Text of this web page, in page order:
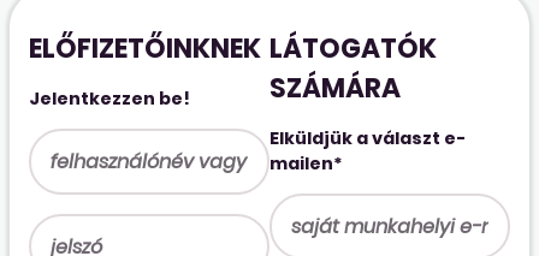
ELŐFIZETŐINKNEK
Jelentkezzen be!
LÁTOGATÓK
SZÁMÁRA
Elküldjük a választ e-
mailen*